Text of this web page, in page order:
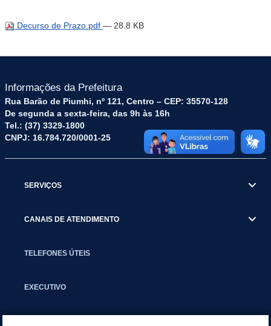
Decurso de Prazo.pdf — 28.8 KB
Informações da Prefeitura
Rua Barão de Piumhi, nº 121, Centro – CEP: 35570-128
De segunda a sexta-feira, das 9h às 16h
Tel.: (37) 3329-1800
CNPJ: 16.784.720/0001-25
SERVIÇOS
CANAIS DE ATENDIMENTO
TELEFONES ÚTEIS
EXECUTIVO